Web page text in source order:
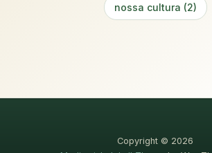
nossa cultura (2)
Copyright © 2026